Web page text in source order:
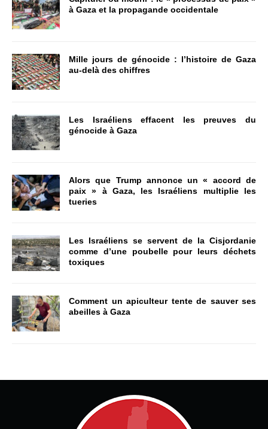
à Gaza et la propagande occidentale
Mille jours de génocide : l’histoire de Gaza
au-delà des chiffres
Les Israéliens effacent les preuves du
génocide à Gaza
Alors que Trump annonce un « accord de
paix » à Gaza, les Israéliens multiplie les
tueries
Les Israéliens se servent de la Cisjordanie
comme d’une poubelle pour leurs déchets
toxiques
Comment un apiculteur tente de sauver ses
abeilles à Gaza